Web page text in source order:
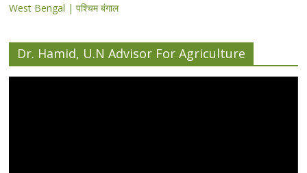
West Bengal | पश्चिम बंगाल
Dr. Hamid, U.N Advisor For Agriculture